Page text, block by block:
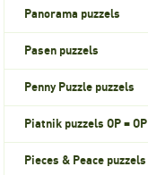
Panorama puzzels
Pasen puzzels
Penny Puzzle puzzels
Piatnik puzzels OP = OP
Pieces & Peace puzzels